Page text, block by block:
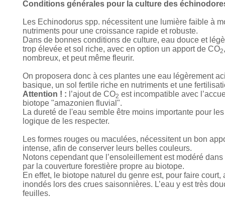
Conditions générales pour la culture des
Les Echinodorus spp. nécessitent une lumière faible à
nutriments pour une croissance rapide et robuste.
Dans de bonnes conditions de culture, eau douce et
trop élevée et sol riche, avec en option un apport de CO2
nombreux, et peut même fleurir.
On proposera donc à ces plantes une eau légèrement
basique, un sol fertile riche en nutriments et une
Attention ! : l’ajout de CO2 est incompatible avec
biotope "amazonien fluvial".
La dureté de l'eau semble être moins importante pour
logique de les respecter.
Les formes rouges ou maculées, nécessitent un bon
intense, afin de conserver leurs belles couleurs.
Notons cependant que l’ensoleillement est modéré
par la couverture forestière propre au biotope.
En effet, le biotope naturel du genre est, pour faire
inondés lors des crues saisonnières. L’eau y est très
feuilles.